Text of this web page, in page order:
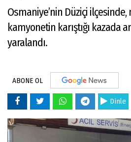
Osmaniye’nin Düziçi
kamyonetin karıştığı kazada
yaralandı.
ABONE OL
Dinle